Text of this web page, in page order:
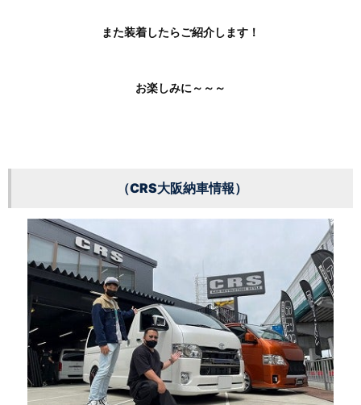
また装着したらご紹介します！
お楽しみに～～～
（CRS大阪納車情報）